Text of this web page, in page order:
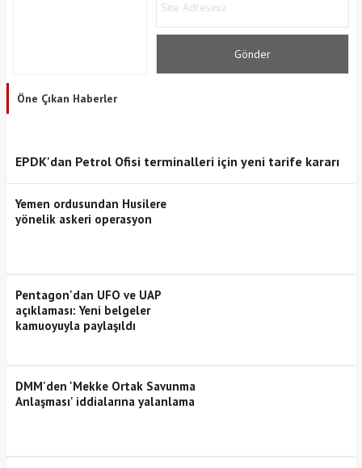
Öne Çıkan Haberler
EPDK'dan Petrol Ofisi terminalleri için yeni tarife kararı
Yemen ordusundan Husilere
yönelik askeri operasyon
Pentagon'dan UFO ve UAP
açıklaması: Yeni belgeler
kamuoyuyla paylaşıldı
DMM'den 'Mekke Ortak Savunma
Anlaşması' iddialarına yalanlama